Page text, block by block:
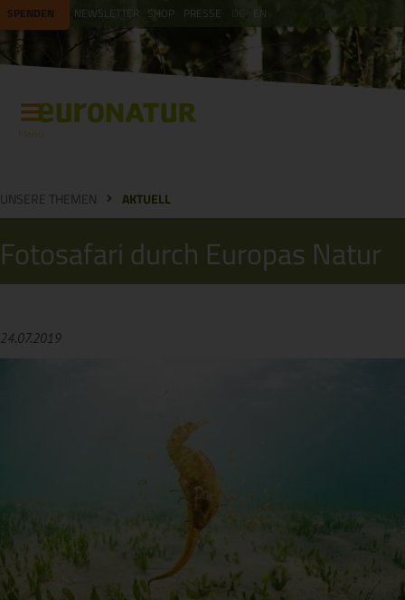
SPENDEN NEWSLETTER SHOP PRESSE EN
UNSERE THEMEN AKTUELL
Fotosafari durch Europas Natur
24.07.2019